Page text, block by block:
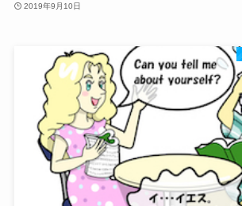
2019年9月10日